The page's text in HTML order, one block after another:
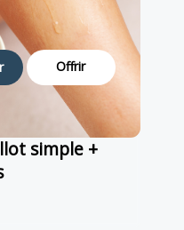
Offrir
simple +